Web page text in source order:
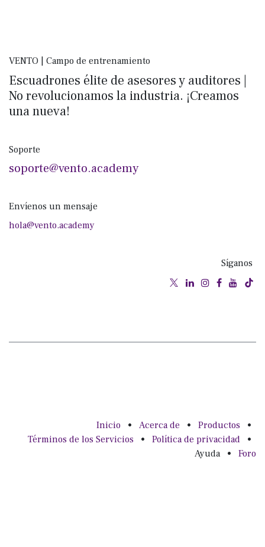
VENTO | Campo de entrenamiento
Escuadrones élite de asesores y auditores |
No revolucionamos la industria. ¡Creamos
una nueva!
Soporte
soporte@vento.academy
Envíenos un mensaje
hola@vento.academy
Síganos
Inicio • Acerca de • Productos
•
Términos de los Servicios
• Política de privacidad
•
Ayuda
• Foro